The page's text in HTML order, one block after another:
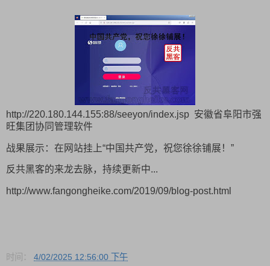
http://220.180.144.155:88/seeyon/index.jsp 安徽省阜阳市强
旺集团协同管理软件
战果展示：在网站挂上“中国共产党，祝您徐徐铺展！”
反共黑客的来龙去脉，持续更新中...
http://www.fangongheike.com/2019/09/blog-post.html
时间： 4/02/2025 12:56:00 下午